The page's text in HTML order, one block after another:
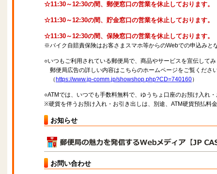
☆11:30～12:30の間、郵便窓口の営業を休止しております。
☆11:30～12:30の間、貯金窓口の営業を休止しております。
☆11:30～12:30の間、保険窓口の営業を休止しております。
※バイク自賠責保険はお客さまスマホ等からのWebでの申込みと
○いつもご利用されている郵便局で、商品やサービスを宣伝して
郵便局広告の詳しい内容はこちらのホームページをご覧くださ
（ https://www.jp-comm.jp/showshop.php?CD=740160）
○ATMでは、いつでも手数料無料で、ゆうちょ口座のお預け入れ
※硬貨を伴うお預け入れ・お引き出しは、別途、ATM硬貨預払料
お知らせ
お問い合わせ